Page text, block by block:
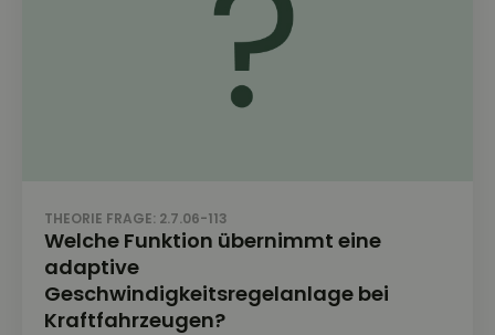
THEORIE FRAGE: 2.7.06-113
Welche Funktion übernimmt eine
adaptive
Geschwindigkeitsregelanlage bei
Kraftfahrzeugen?